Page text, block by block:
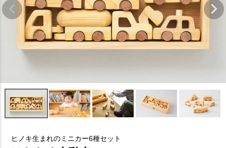
ヒノキ生まれのミニカー6種セット